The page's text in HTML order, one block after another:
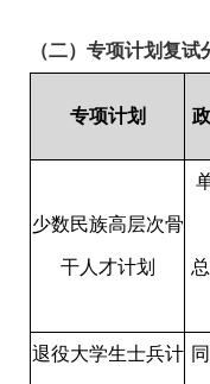
（二）专项计划复试
专项计划
少数民族高层次骨
干人才计划
退役大学生士兵计